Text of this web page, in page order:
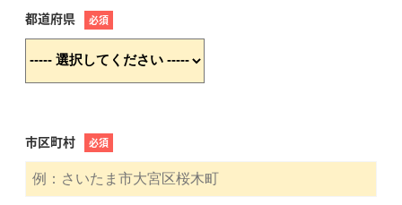
都道府県 必須
市区町村 必須